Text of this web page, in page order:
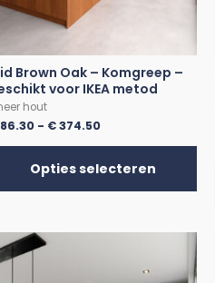
Brown Oak – Komgreep –
voor IKEA metod
hout
86.30 - €374.50
Opties selecteren